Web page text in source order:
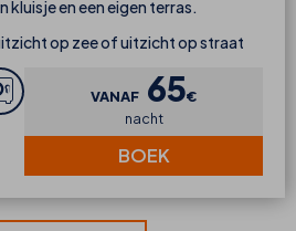
kluisje en een eigen terras.
op zee of uitzicht op straat
VANAF 65€
nacht
BOEK